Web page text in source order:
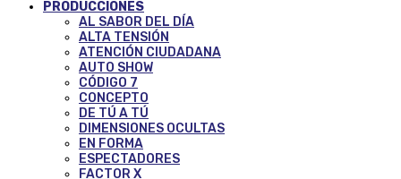
PRODUCCIONES
AL SABOR DEL DÍA
ALTA TENSIÓN
ATENCIÓN CIUDADANA
AUTO SHOW
CÓDIGO 7
CONCEPTO
DE TÚ A TÚ
DIMENSIONES OCULTAS
EN FORMA
ESPECTADORES
FACTOR X